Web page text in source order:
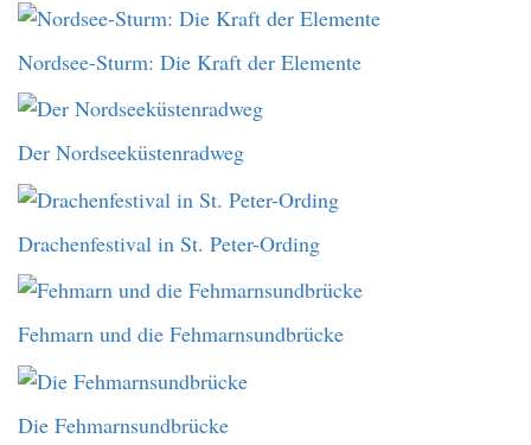
Nordsee-Sturm: Die Kraft der Elemente
Der Nordseeküstenradweg
Drachenfestival in St. Peter-Ording
Fehmarn und die Fehmarnsundbrücke
Die Fehmarnsundbrücke